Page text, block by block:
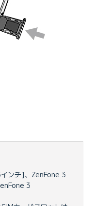
ンチ]、ZenFone 3
3